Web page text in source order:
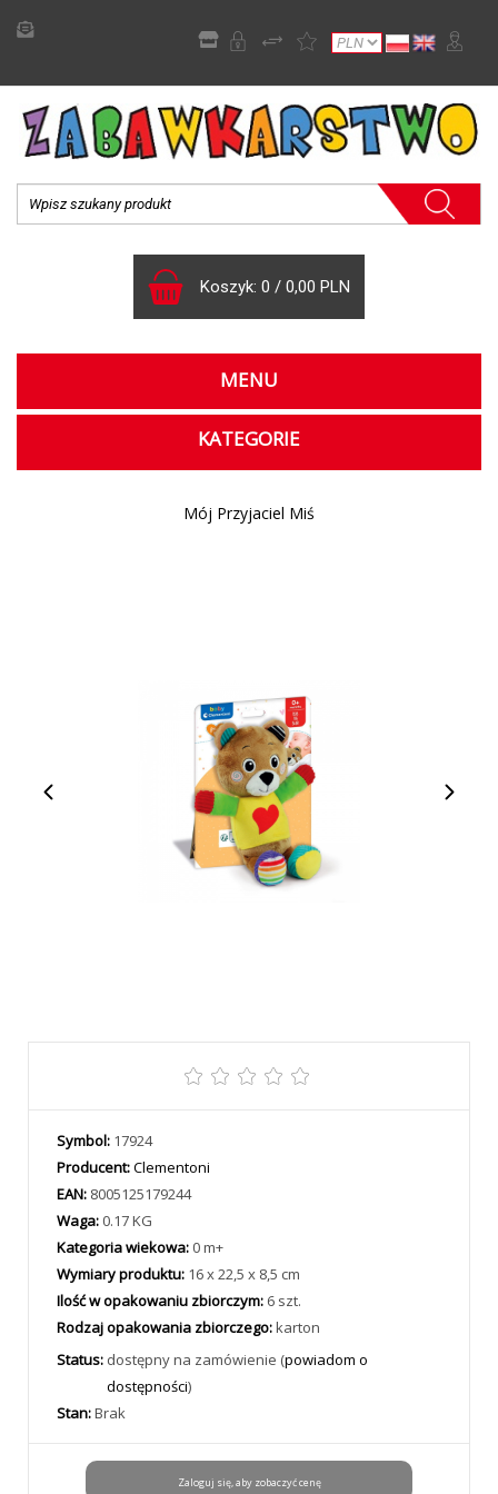
Koszyk: 0 / 0,00 PLN
MENU
KATEGORIE
Mój Przyjaciel Miś
Symbol: 17924
Producent:Clementoni
EAN: 8005125179244
Waga: 0.17 KG
Kategoria wiekowa: 0 m+
Wymiary produktu: 16 x 22,5 x 8,5 cm
Ilość w opakowaniu zbiorczym: 6 szt.
Rodzaj opakowania zbiorczego:karton
Status: dostępny na zamówienie (powiadom o
dostępności)
Stan:Brak
Zaloguj się, aby zobaczyć cenę